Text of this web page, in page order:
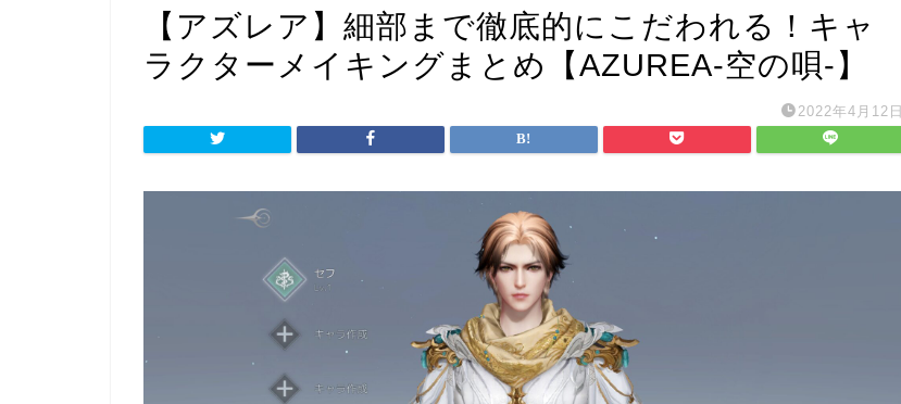
【アズレア】細部まで徹底的にこだわれる！キャ
ラクターメイキングまとめ【AZUREA-空の唄-】
2022年4月12日